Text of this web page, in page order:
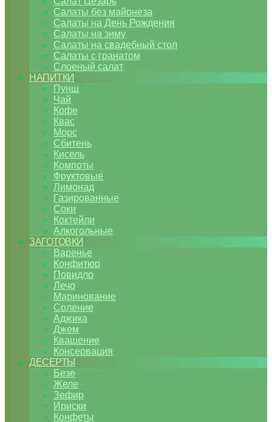
Салаты без майонеза
Салаты на День Рождения
Салаты на зиму
Салаты на свадебный стол
Салаты с гранатом
Слоеный салат
НАПИТКИ
Пунш
Чай
Кофе
Квас
Морс
Сбитень
Кисель
Компоты
Фруктовые
Лимонад
Газированные
Соки
Коктейли
Алкогольные
ЗАГОТОВКИ
Варенье
Конфитюр
Повидло
Лечо
Маринование
Соление
Аджика
Джем
Квашение
Консервация
ДЕСЕРТЫ
Безе
Желе
Зефир
Ириски
Конфеты